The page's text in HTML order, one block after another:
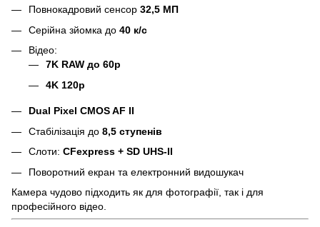
Повнокадровий сенсор 32,5 МП
Серійна зйомка до 40 к/с
Відео:
7K RAW до 60p
4K 120p
Dual Pixel CMOS AF II
Стабілізація до 8,5 ступенів
Слоти: CFexpress + SD UHS-II
Поворотний екран та електронний видошукач
Камера чудово підходить як для фотографії, так і для
професійного відео.